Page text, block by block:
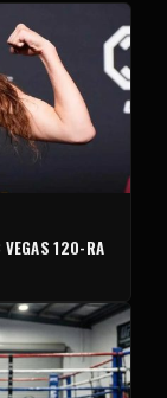
VEGAS 120-RA